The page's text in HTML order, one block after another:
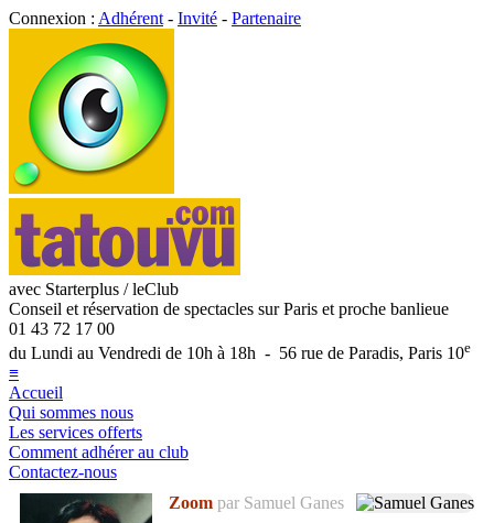
Connexion : Adhérent - Invité - Partenaire
avec Starterplus / leClub
Conseil et réservation de spectacles sur Paris et proche banlieue
01 43 72 17 00
du Lundi au Vendredi de 10h à 18h - 56 rue de Paradis, Paris 10e
≡
Accueil
Qui sommes nous
Les services offerts
Comment adhérer au club
Contactez-nous
Zoom par Samuel Ganes